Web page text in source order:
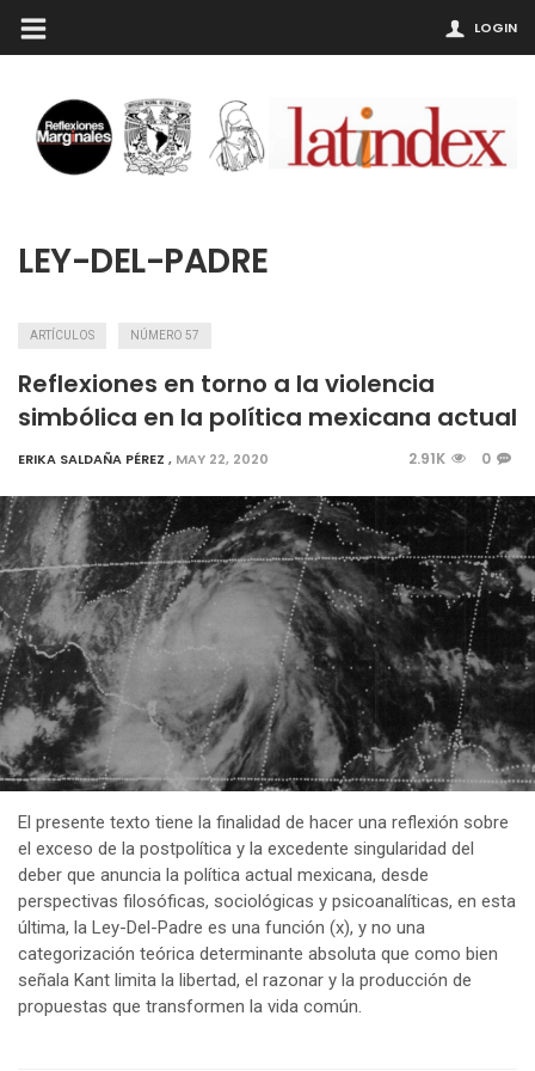
LOGIN
LEY-DEL-PADRE
ARTÍCULOS NÚMERO 57
Reflexiones en torno a la violencia
simbólica en la política mexicana actual
ERIKA SALDAÑA PÉREZ , MAY 22, 2020 2.91K 0
El presente texto tiene la finalidad de hacer una reflexión sobre
el exceso de la postpolítica y la excedente singularidad del
deber que anuncia la política actual mexicana, desde
perspectivas filosóficas, sociológicas y psicoanalíticas, en esta
última, la Ley-Del-Padre es una función (x), y no una
categorización teórica determinante absoluta que como bien
señala Kant limita la libertad, el razonar y la producción de
propuestas que transformen la vida común.